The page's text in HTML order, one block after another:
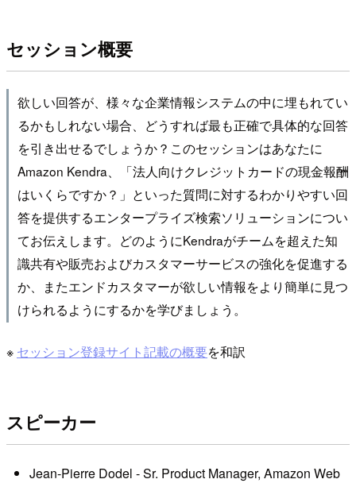
セッション概要
欲しい回答が、様々な企業情報システムの中に埋もれてい
るかもしれない場合、どうすれば最も正確で具体的な回答
を引き出せるでしょうか？このセッションはあなたに
Amazon Kendra、「法人向けクレジットカードの現金報酬
はいくらですか？」といった質問に対するわかりやすい回
答を提供するエンタープライズ検索ソリューションについ
てお伝えします。どのようにKendraがチームを超えた知
識共有や販売およびカスタマーサービスの強化を促進する
か、またエンドカスタマーが欲しい情報をより簡単に見つ
けられるようにするかを学びましょう。
※ セッション登録サイト記載の概要を和訳
スピーカー
Jean-Pierre Dodel - Sr. Product Manager, Amazon Web